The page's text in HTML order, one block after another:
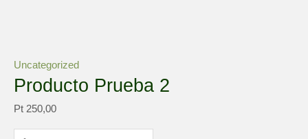
Uncategorized
Producto Prueba 2
Pt 250,00